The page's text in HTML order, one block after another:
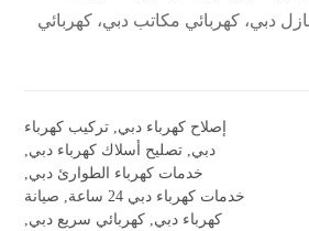
دبي، كهربائي مكاتب دبي، كهربائي
إصلاح كهرباء دبي تركيب كهرباء
دبي تصليح أسلاك كهرباء دبي
خدمات كهرباء الطوارئ دبي
خدمات كهرباء دبي 24 ساعة
صيانة
كهرباء دبي كهربائي سريع دبي